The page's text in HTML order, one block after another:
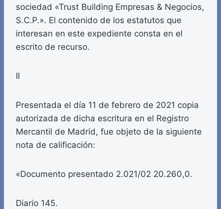
sociedad «Trust Building Empresas & Negocios,
S.C.P.». El contenido de los estatutos que
interesan en este expediente consta en el
escrito de recurso.
II
Presentada el día 11 de febrero de 2021 copia
autorizada de dicha escritura en el Registro
Mercantil de Madrid, fue objeto de la siguiente
nota de calificación:
«Documento presentado 2.021/02 20.260,0.
Diario 145.